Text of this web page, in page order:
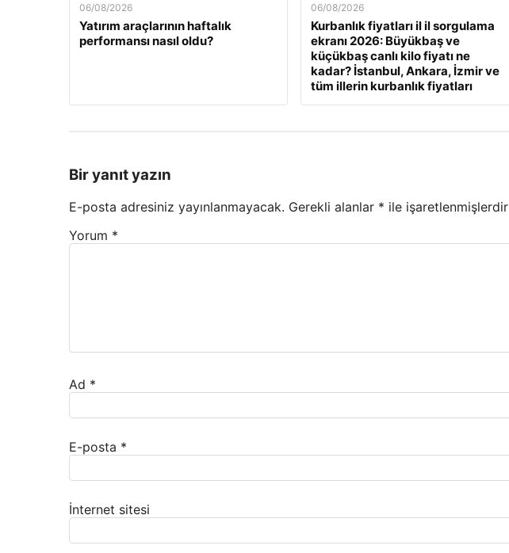
06/08/2026
Yatırım araçlarının haftalık
performansı nasıl oldu?
06/08/2026
Kurbanlık fiyatları il il sorgulama
ekranı 2026: Büyükbaş ve
küçükbaş canlı kilo fiyatı ne
kadar? İstanbul, Ankara, İzmir ve
tüm illerin kurbanlık fiyatları
Bir yanıt yazın
E-posta adresiniz yayınlanmayacak. Gerekli alanlar * ile işaretlenmişlerdir
Yorum *
Ad *
E-posta *
İnternet sitesi